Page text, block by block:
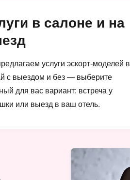
в салоне и на
услуги эскорт-моделей в
с выездом и без — выберите
для вас вариант: встреча у
или выезд в ваш отель.